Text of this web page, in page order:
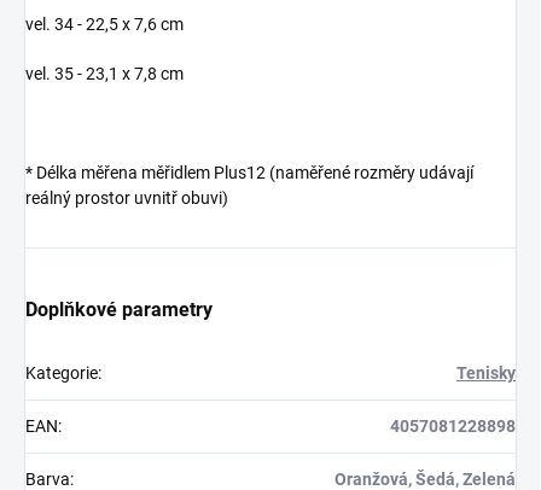
vel. 34 - 22,5 x 7,6 cm
vel. 35 - 23,1 x 7,8 cm
* Délka měřena měřidlem Plus12 (naměřené rozměry udávají
reálný prostor uvnitř obuvi)
Doplňkové parametry
Kategorie: Tenisky
EAN: 4057081228898
Barva: Oranžová, Šedá, Zelená